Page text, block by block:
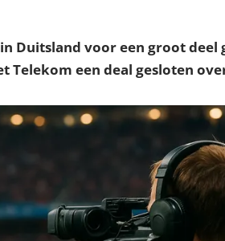
Duitsland voor een groot
Telekom een deal gesloten